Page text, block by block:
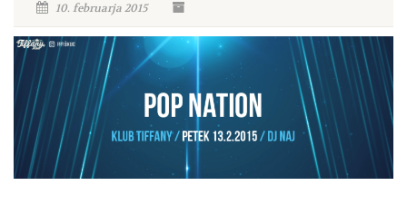
10. februarja 2015